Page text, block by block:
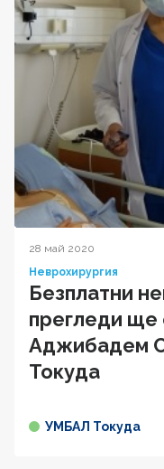
28 май 2020
Неврохирургия
Безплатни
прегледи ще
Аджибадем
Токуда
УМБАЛ Токуда